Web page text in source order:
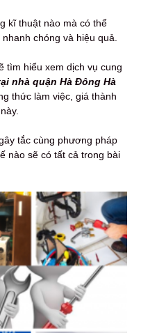
kĩ thuật nào mà có thể
chóng và hiệu quả.
tìm hiểu xem dịch vụ cung
nhà quận Hà Đông Hà
thức làm việc, giá thành
tắc cùng phương pháp
nào sẽ có tất cả trong bài